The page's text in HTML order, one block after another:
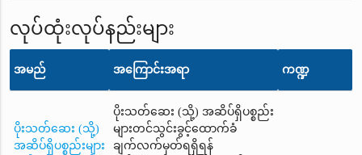
လုပ်ထုံးလုပ်နည်းများ
အမည် အကြောင်းအရာ ကဏ္ဍ
ပိုးသတ်ဆေး (သို့)
အဆိပ်ရှိပစ္စည်းများ
ပိုးသတ်ဆေး (သို့) အဆိပ်ရှိပစ္စည်း
များတင်သွင်းခွင့်ထောက်ခံ
ချက်လက်မှတ်ရရှိရန်